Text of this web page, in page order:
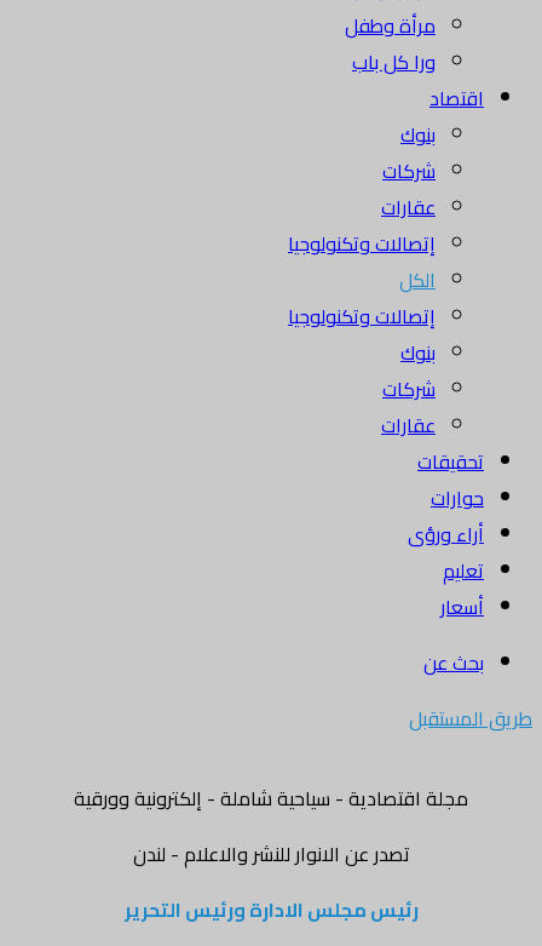
مرأة وطفل
ورا كل باب
اقتصاد
بنوك
شركات
عقارات
إتصالات وتكنولوجيا
الكل
إتصالات وتكنولوجيا
بنوك
شركات
عقارات
تحقيقات
حوارات
أراء ورؤى
تعليم
أسعار
بحث عن
طريق المستقبل
مجلة اقتصادية - سياحية شاملة - إلكترونية وورقية
تصدر عن الانوار للنشر والاعلام - لندن
رئيس مجلس الادارة ورئيس التحرير